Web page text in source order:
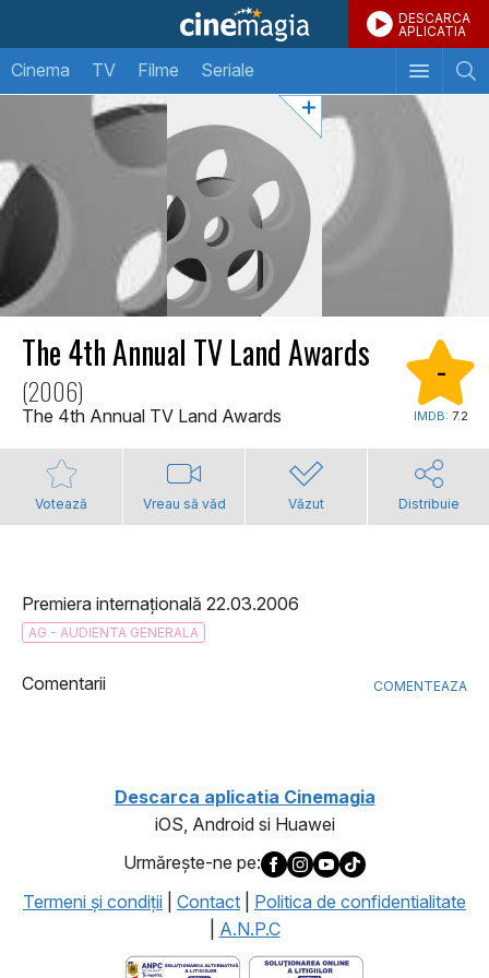
DESCARCA
APLICATIA
Cinema TV Filme Seriale
The 4th Annual TV Land Awards
(2006)
The 4th Annual TV Land Awards
-
IMDB: 7.2
Votează Vreau să văd Văzut Distribuie
Premiera internațională 22.03.2006
AG - AUDIENTA GENERALA
Comentarii COMENTEAZA
Descarca aplicatia Cinemagia
iOS, Android si Huawei
Urmăreşte-ne pe:
Termeni şi condiţii
Contact
Politica de confidentialitate
A.N.P.C